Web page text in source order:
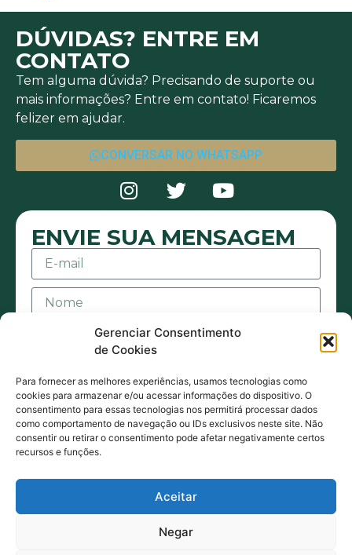
Gerenciar Consentimento
de Cookies
Para fornecer as melhores experiências, usamos tecnologias como
cookies para armazenar e/ou acessar informações do dispositivo. O
consentimento para essas tecnologias nos permitirá processar dados
como comportamento de navegação ou IDs exclusivos neste site. Não
consentir ou retirar o consentimento pode afetar negativamente certos
recursos e funções.
Aceitar
Negar
DÚVIDAS? ENTRE EM
CONTATO
Tem alguma dúvida? Precisando de suporte ou
mais informações? Entre em contato! Ficaremos
felizer em ajudar.
CONVERSAR NO WHATSAPP
ENVIE SUA MENSAGEM
Aceito receber mensagens ou e-mails sejam
eles de contato ou promocionais. Também
estou de acordo com acordo com a Política
de Privacidade.
ENVIAR MENSAGEM